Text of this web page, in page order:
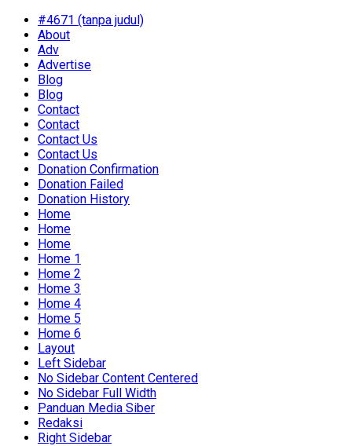
#4671 (tanpa judul)
About
Adv
Advertise
Blog
Blog
Contact
Contact
Contact Us
Contact Us
Donation Confirmation
Donation Failed
Donation History
Home
Home
Home
Home 1
Home 2
Home 3
Home 4
Home 5
Home 6
Layout
Left Sidebar
No Sidebar Content Centered
No Sidebar Full Width
Panduan Media Siber
Redaksi
Right Sidebar